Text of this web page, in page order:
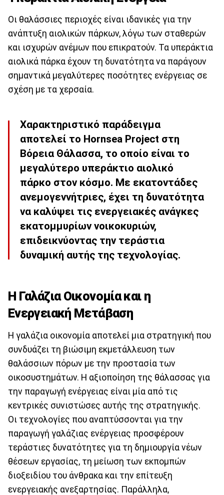
Οι θαλάσσιες περιοχές είναι ιδανικές για την
ανάπτυξη αιολικών πάρκων, λόγω των σταθερών
και ισχυρών ανέμων που επικρατούν. Τα υπεράκτια
αιολικά πάρκα έχουν τη δυνατότητα να παράγουν
σημαντικά μεγαλύτερες ποσότητες ενέργειας σε
σχέση με τα χερσαία.
Χαρακτηριστικό παράδειγμα
αποτελεί το Hornsea Project στη
Βόρεια Θάλασσα, το οποίο είναι το
μεγαλύτερο υπεράκτιο αιολικό
πάρκο στον κόσμο. Με εκατοντάδες
ανεμογεννήτριες, έχει τη δυνατότητα
να καλύψει τις ενεργειακές ανάγκες
εκατομμυρίων νοικοκυριών,
επιδεικνύοντας την τεράστια
δυναμική αυτής της τεχνολογίας.
Η Γαλάζια Οικονομία και η
Ενεργειακή Μετάβαση
Η γαλάζια οικονομία αποτελεί μια στρατηγική που
συνδυάζει τη βιώσιμη εκμετάλλευση των
θαλάσσιων πόρων με την προστασία των
οικοσυστημάτων. Η αξιοποίηση της θάλασσας για
την παραγωγή ενέργειας είναι μία από τις
κεντρικές συνιστώσες αυτής της στρατηγικής.
Οι τεχνολογίες που αναπτύσσονται για την
παραγωγή γαλάζιας ενέργειας προσφέρουν
τεράστιες δυνατότητες για τη δημιουργία νέων
θέσεων εργασίας, τη μείωση των εκπομπών
διοξειδίου του άνθρακα και την επίτευξη
ενεργειακής ανεξαρτησίας. Παράλληλα,